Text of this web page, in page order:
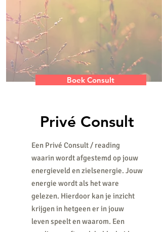
Boek Consult
Privé Consult
Een Privé Consult / reading
waarin wordt afgestemd op jouw
energieveld en zielsenergie. Jouw
energie wordt als het ware
gelezen. Hierdoor kan je inzicht
krijgen in hetgeen er in jouw
leven speelt en waarom. Een